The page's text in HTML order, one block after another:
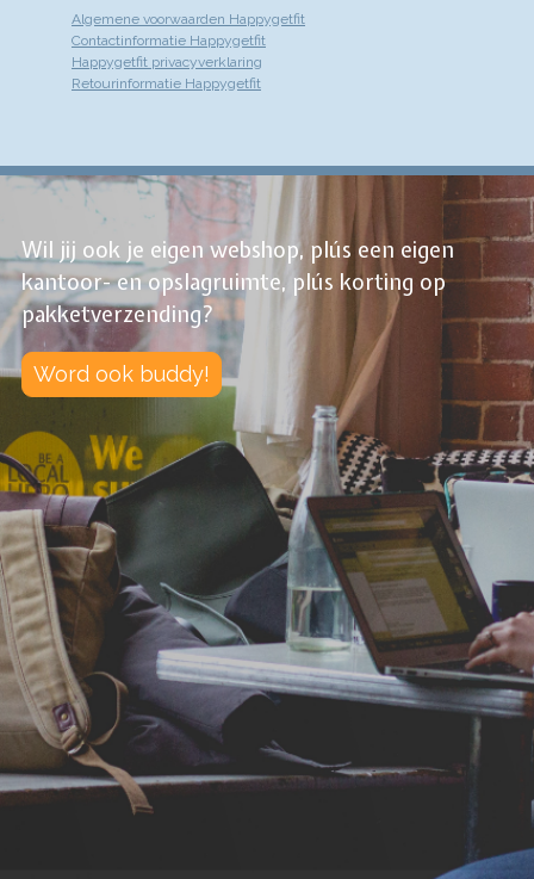
Algemene voorwaarden Happygetfit
Contactinformatie Happygetfit
Happygetfit privacyverklaring
Retourinformatie Happygetfit
Wil jij ook je eigen webshop, plús een eigen
kantoor- en opslagruimte, plús korting op
pakketverzending?
Word ook buddy!